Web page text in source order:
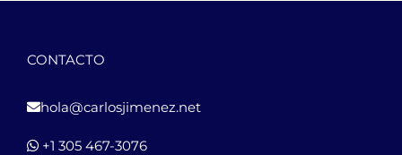
CONTACTO
hola@carlosjimenez.net
+1 305 467-3076